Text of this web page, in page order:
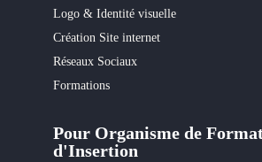
Logo & Identité visuelle
Création Site internet
Réseaux Sociaux
Formations
Pour Organisme de
d'Insertion